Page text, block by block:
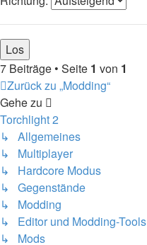
7 Beiträge • Seite 1 von 1
Zurück zu „Modding“
Gehe zu
Torchlight 2
↳ Allgemeines
↳ Multiplayer
↳ Hardcore Modus
↳ Gegenstände
↳ Modding
↳ Editor und Modding-Tools
↳ Mods